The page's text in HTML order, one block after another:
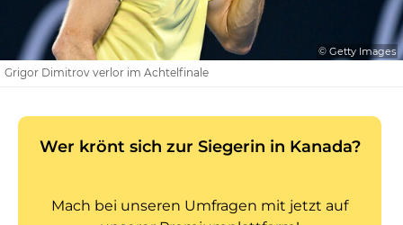
© Getty Images
Grigor Dimitrov verlor im Achtelfinale